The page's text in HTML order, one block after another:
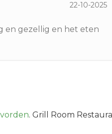
22-10-2025
en gezellig en het eten
. Grill Room